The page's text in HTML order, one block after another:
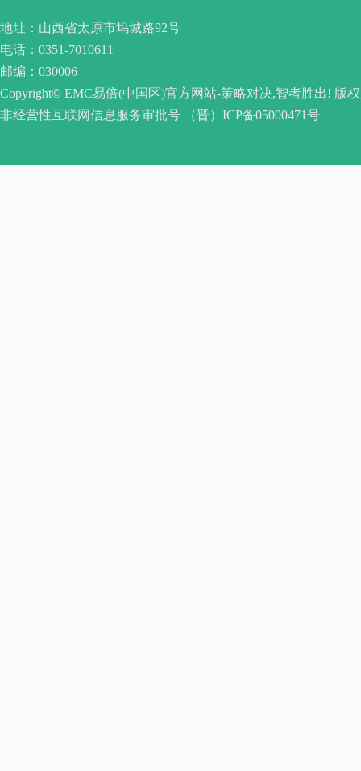
地址：山西省太原市坞城路92号
电话：0351-7010611
邮编：030006
Copyright© EMC易倍(中国区)官方网站-策略对决,智者胜出! 版
非经营性互联网信息服务审批号 （晋）ICP备05000471号